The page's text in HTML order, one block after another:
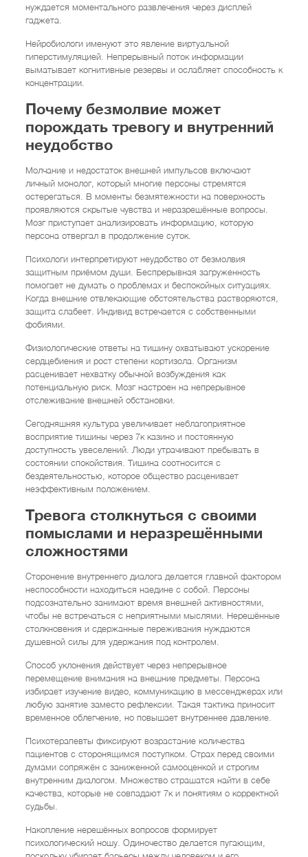
нуждается моментального развлечения через дисплей
гаджета.
Нейробиологи именуют это явление виртуальной
гиперстимуляцией. Непрерывный поток информации
выматывает когнитивные резервы и ослабляет способность к
концентрации.
Почему безмолвие может
порождать тревогу и внутренний
неудобство
Молчание и недостаток внешней импульсов включают
личный монолог, который многие персоны стремятся
остерегаться. В моменты безмятежности на поверхность
проявляются скрытые чувства и неразрешённые вопросы.
Мозг приступает анализировать информацию, которую
персона отвергал в продолжение суток.
Психологи интерпретируют неудобство от безмолвия
защитным приёмом души. Беспрерывная загруженность
помогает не думать о проблемах и беспокойных ситуациях.
Когда внешние отвлекающие обстоятельства растворяются,
защита слабеет. Индивид встречается с собственными
фобиями.
Физиологические ответы на тишину охватывают ускорение
сердцебиения и рост степени кортизола. Организм
расценивает нехватку обычной возбуждения как
потенциальную риск. Мозг настроен на непрерывное
отслеживание внешней обстановки.
Сегодняшняя культура увеличивает неблагоприятное
восприятие тишины через 7к казино и постоянную
доступность увеселений. Люди утрачивают пребывать в
состоянии спокойствия. Тишина соотносится с
бездеятельностью, которое общество расценивает
неэффективным положением.
Тревога столкнуться с своими
помыслами и неразрешёнными
сложностями
Сторонение внутреннего диалога делается главной фактором
неспособности находиться наедине с собой. Персоны
подсознательно занимают время внешней активностями,
чтобы не встречаться с неприятными мыслями. Нерешённые
столкновения и сдержанные переживания нуждаются
душевной силы для удержания под контролем.
Способ уклонения действует через непрерывное
перемещение внимания на внешние предметы. Персона
избирает изучение видео, коммуникацию в мессенджерах или
любую занятие заместо рефлексии. Такая тактика приносит
временное облегчение, но повышает внутреннее давление.
Психотерапевты фиксируют возрастание количества
пациентов с сторонящимся поступком. Страх перед своими
думами сопряжён с заниженной самооценкой и строгим
внутренним диалогом. Множество страшатся найти в себе
качества, которые не совпадают 7к и понятиям о корректной
судьбы.
Накопление нерешённых вопросов формирует
психологический ношу. Одиночество делается пугающим,